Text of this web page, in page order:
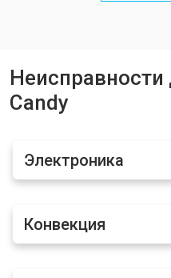
Candy
Электроника
Конвекция